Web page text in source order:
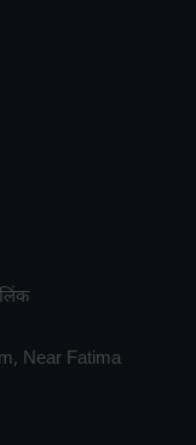
Near Fatima